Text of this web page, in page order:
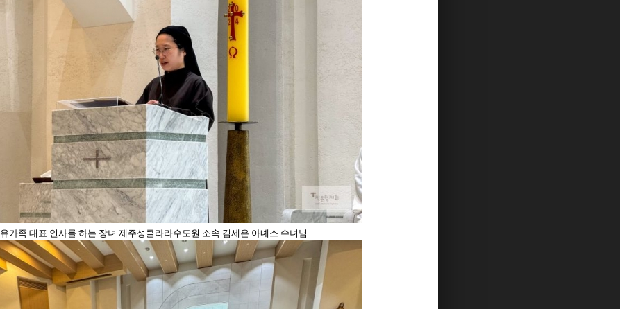
유가족 대표 인사를 하는 장녀 제주성클라라수도원 소속 김세은 아녜스 수녀님